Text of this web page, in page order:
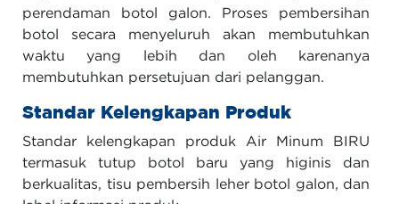
perendaman botol galon. Proses pembersihan
botol secara menyeluruh akan membutuhkan
waktu yang lebih dan oleh karenanya
membutuhkan persetujuan dari pelanggan.
Standar Kelengkapan Produk
Standar kelengkapan produk Air Minum BIRU
termasuk tutup botol baru yang higinis dan
berkualitas, tisu pembersih leher botol galon, dan